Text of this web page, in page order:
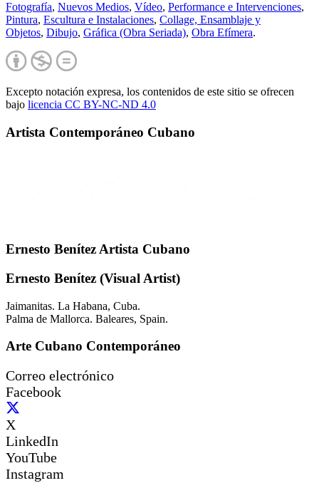
Fotografía, Nuevos Medios, Vídeo, Performance e Intervenciones,
Pintura, Escultura e Instalaciones, Collage, Ensamblaje y
Objetos, Dibujo, Gráfica (Obra Seriada), Obra Efímera.
Excepto notación expresa, los contenidos de este sitio se ofrecen
bajo licencia CC BY-NC-ND 4.0
Artista Contemporáneo Cubano
Ernesto Benítez Artista Cubano
Ernesto Benítez (Visual Artist)
Jaimanitas. La Habana, Cuba.
Palma de Mallorca. Baleares, Spain.
Arte Cubano Contemporáneo
Correo electrónico
Facebook
X
LinkedIn
YouTube
Instagram